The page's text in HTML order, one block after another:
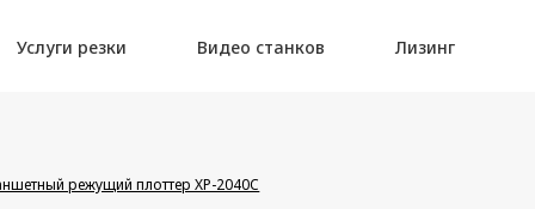
Услуги резки Видео станков Лизинг
режущий плоттер XP-2040C